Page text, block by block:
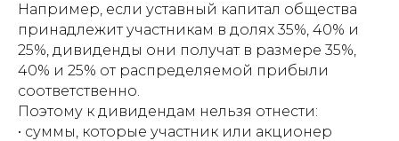
Например, если уставный капитал общества
принадлежит участникам в долях 35%, 40% и
25%, дивиденды они получат в размере 35%,
40% и 25% от распределяемой прибыли
соответственно.
Поэтому к дивидендам нельзя отнести:
• суммы, которые участник или акционер